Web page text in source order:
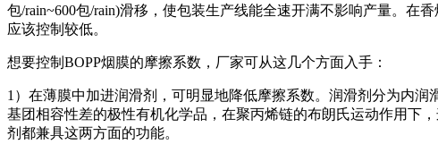
包/rain~600包/rain)滑移，使包装生产线能全速开满不影响产量。在
应该控制较低。
想要控制BOPP烟膜的摩擦系数，厂家可从这几个方面入手：
1）在薄膜中加进润滑剂，可明显地降低摩擦系数。润滑剂分为内
基团相容性差的极性有机化学品，在聚丙烯链的布朗氏运动作用下
剂都兼具这两方面的功能。